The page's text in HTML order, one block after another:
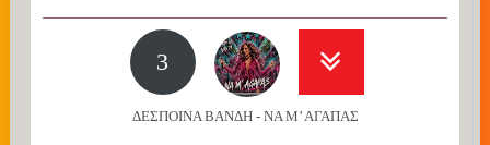
3
ΔΕΣΠΟΙΝΑ ΒΑΝΔΗ - ΝΑ Μ’ ΑΓΑΠΑΣ